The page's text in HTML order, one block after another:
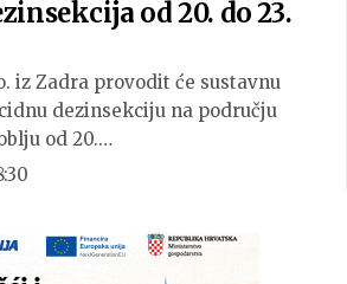
od 20. do 23.
iz Zadra provodit će sustavnu
dezinsekciju na području
od 20.…